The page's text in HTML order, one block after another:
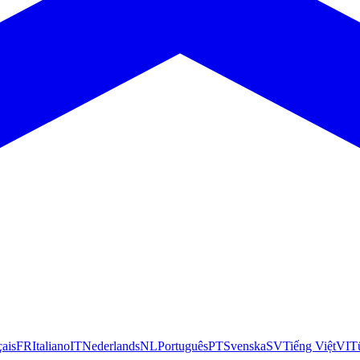
FRItalianoITNederlandsNLPortuguêsPTSvenskaSVTiếng ViệtVI